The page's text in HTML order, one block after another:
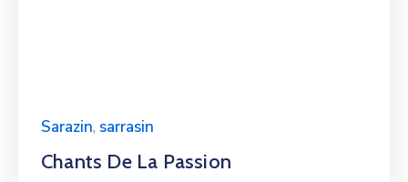
Sarazin, sarrasin
Chants De La Passion